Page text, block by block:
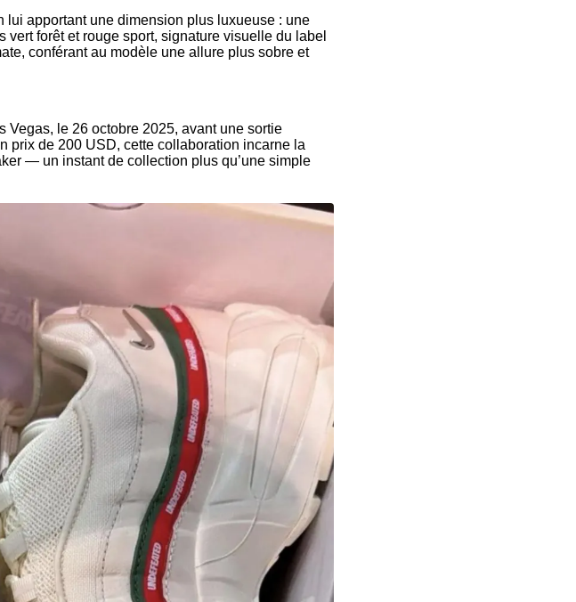
apportant une dimension plus luxueuse : une
forêt et rouge sport, signature visuelle du label
conférant au modèle une allure plus sobre et
Vegas, le 26 octobre 2025, avant une sortie
prix de 200 USD, cette collaboration incarne la
— un instant de collection plus qu’une simple